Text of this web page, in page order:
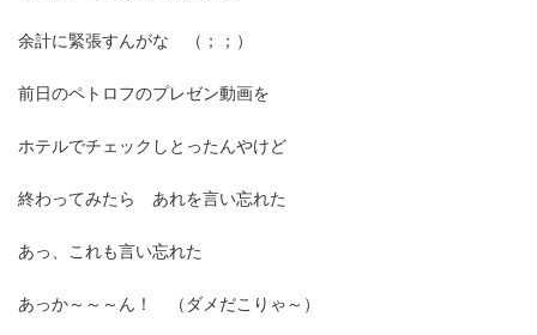
余計に緊張すんがな （；；）
前日のペトロフのプレゼン動画を
ホテルでチェックしとったんやけど
終わってみたら あれを言い忘れた
あっ、これも言い忘れた
あっか～～～ん！ （ダメだこりゃ～）